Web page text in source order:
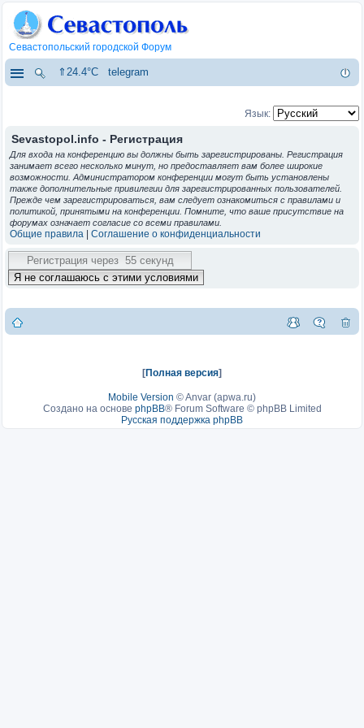
Севастопольский городской Форум
⇑24.4°C telegram
Язык:
Sevastopol.info - Регистрация
Для входа на конференцию вы должны быть зарегистрированы. Регистрация
занимает всего несколько минут, но предоставляет вам более широкие
возможности. Администратором конференции могут быть установлены
также дополнительные привилегии для зарегистрированных пользователей.
Прежде чем зарегистрироваться, вам следует ознакомиться с правилами и
политикой, принятыми на конференции. Помните, что ваше присутствие на
форумах означает согласие со всеми правилами.
Общие правила Соглашение о конфиденциальности
[Полная версия]
Mobile Version ©Anvar (apwa.ru)
Создано на основе phpBB® Forum Software © phpBB Limited
Русская поддержка phpBB